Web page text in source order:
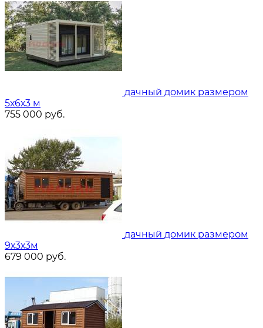
дачный домик размером
5х6х3 м
755 000 руб.
дачный домик размером
9х3х3м
679 000 руб.